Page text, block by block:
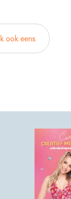
ook eens